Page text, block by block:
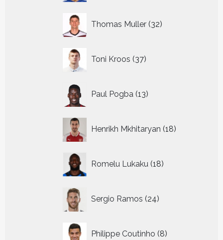
Thomas Muller 32
producten
Toni Kroos 37
producten
Paul Pogba 13
producten
Henrikh Mkhitaryan 18
producten
Romelu Lukaku 18
producten
Sergio Ramos 24
producten
Philippe Coutinho 8